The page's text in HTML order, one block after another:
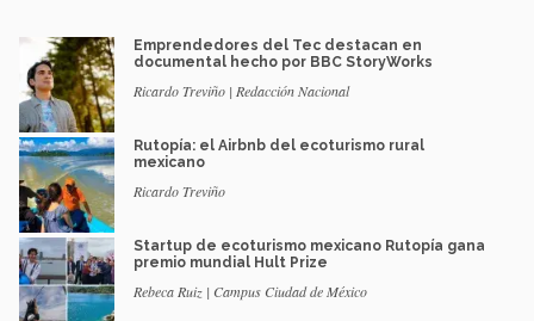
Emprendedores del Tec destacan en
documental hecho por BBC StoryWorks
Ricardo Treviño | Redacción Nacional
Rutopía: el Airbnb del ecoturismo rural
mexicano
Ricardo Treviño
Startup de ecoturismo mexicano Rutopía gana
premio mundial Hult Prize
Rebeca Ruiz | Campus Ciudad de México